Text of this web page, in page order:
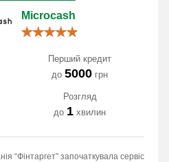
Microcash
Перший кредит
до 5000 грн
Розгляд
до 1 хвилин
“Фінтаргет” започаткувала сервіс